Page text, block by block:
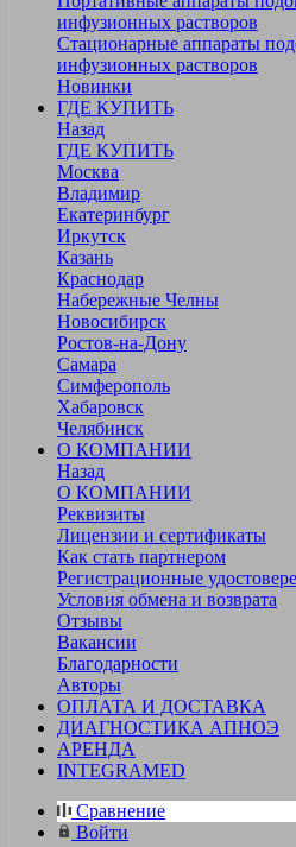
инфузионных растворов
Стационарные аппараты
инфузионных растворов
Новинки
ГДЕ КУПИТЬ
Назад
ГДЕ КУПИТЬ
Москва
Владимир
Екатеринбург
Иркутск
Казань
Краснодар
Набережные Челны
Новосибирск
Ростов-на-Дону
Самара
Симферополь
Хабаровск
Челябинск
О КОМПАНИИ
Назад
О КОМПАНИИ
Реквизиты
Лицензии и сертификаты
Как стать партнером
Регистрационные
Условия обмена и возврата
Отзывы
Вакансии
Благодарности
Авторы
ОПЛАТА И ДОСТАВКА
ДИАГНОСТИКА АПНОЭ
АРЕНДА
INTEGRAMED
Сравнение
Войти